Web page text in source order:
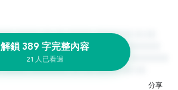
解鎖 389 字完整內容
21 人已看過
分享